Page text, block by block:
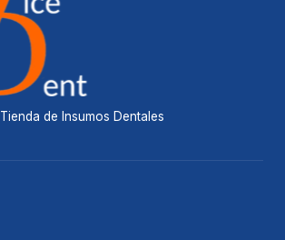
Tienda de Insumos Dentales